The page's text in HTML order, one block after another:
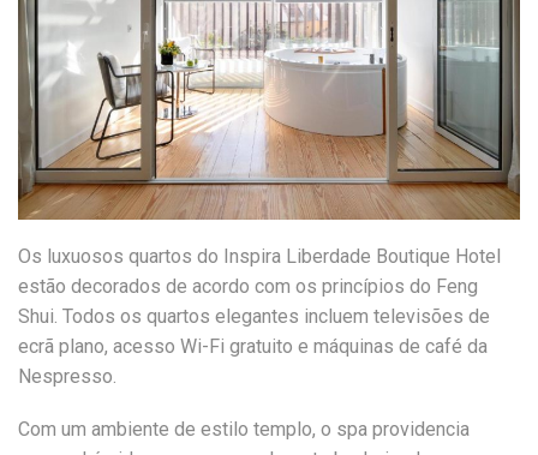
Os luxuosos quartos do Inspira Liberdade Boutique Hotel
estão decorados de acordo com os princípios do Feng
Shui. Todos os quartos elegantes incluem televisões de
ecrã plano, acesso Wi-Fi gratuito e máquinas de café da
Nespresso.
Com um ambiente de estilo templo, o spa providencia